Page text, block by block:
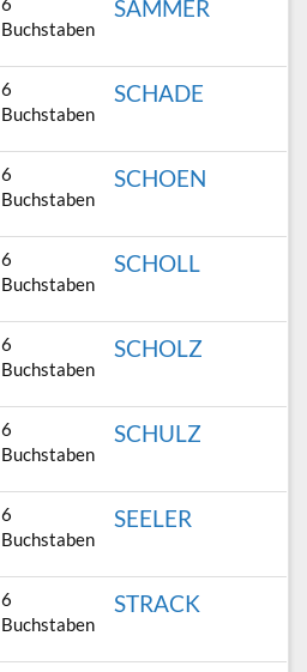
Buchstaben
SAMMER
6
Buchstaben
SCHADE
6
Buchstaben
SCHOEN
6
Buchstaben
SCHOLL
6
Buchstaben
SCHOLZ
6
Buchstaben
SCHULZ
6
Buchstaben
SEELER
6
Buchstaben
STRACK